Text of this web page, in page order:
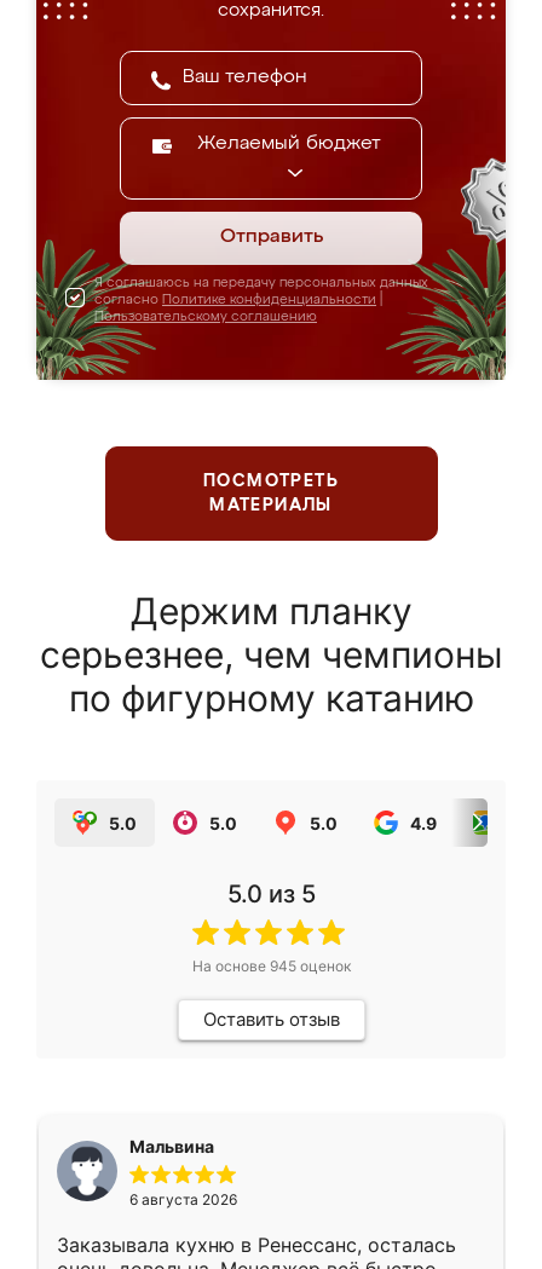
сохранится.
Желаемый бюджет
Отправить
Я соглашаюсь на передачу персональных данных
согласно Политике конфиденциальности
Пользовательскому соглашению
ПОСМОТРЕТЬ
МАТЕРИАЛЫ
Держим планку
серьезнее, чем чемпионы
по фигурному катанию
5.0 5.0 5.0 4.9
5.0 из 5
На основе 945оценок
Оставить отзыв
Мальвина
6 августа 2026
Заказывала кухню в Ренессанс, осталась